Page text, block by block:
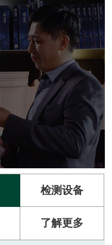
检测设备
了解更多